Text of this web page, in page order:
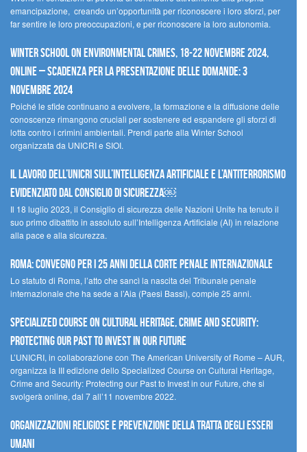
emancipazione, creando un’opportunità per riconoscere i loro sforzi, per
far sentire le loro preoccupazioni, e per riconoscere la loro autonomia.
Winter School on Environmental Crimes, 18-22 novembre 2024,
Online – Scadenza per la presentazione delle domande: 3
novembre 2024
Poiché le sfide continuano a evolvere, la formazione e la diffusione delle
conoscenze rimangono cruciali per sostenere ed espandere gli sforzi di
lotta contro i crimini ambientali. Prendi parte alla Winter School
organizzata da UNICRI e SIOI.
Il lavoro dell’UNICRI sull’intelligenza artificiale e l’antiterrorismo
evidenziato dal Consiglio di Sicurezza￼
Il 18 luglio 2023, il Consiglio di sicurezza delle Nazioni Unite ha tenuto il
suo primo dibattito in assoluto sull’Intelligenza Artificiale (AI) in relazione
alla pace e alla sicurezza.
Roma: convegno per i 25 anni della Corte penale internazionale
Lo statuto di Roma, l’atto che sancì la nascita del Tribunale penale
internazionale che ha sede a l’Aia (Paesi Bassi), compie 25 anni.
Specialized Course on Cultural Heritage, Crime and Security:
Protecting our Past to Invest in our Future
L’UNICRI, in collaborazione con The American University of Rome – AUR,
organizza la III edizione dello Specialized Course on Cultural Heritage,
Crime and Security: Protecting our Past to Invest in our Future, che si
svolgerà online, dal 7 all’11 novembre 2022.
Organizzazioni religiose e prevenzione della tratta degli esseri
umani